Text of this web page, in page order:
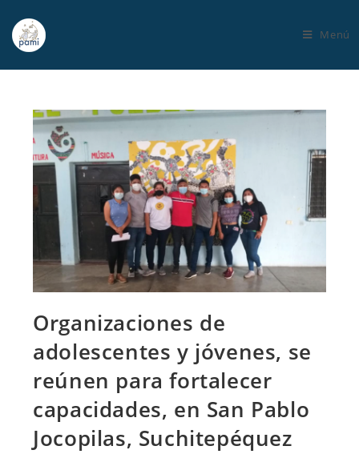
Menú
Organizaciones de
adolescentes y jóvenes, se
reúnen para fortalecer
capacidades, en San Pablo
Jocopilas, Suchitepéquez